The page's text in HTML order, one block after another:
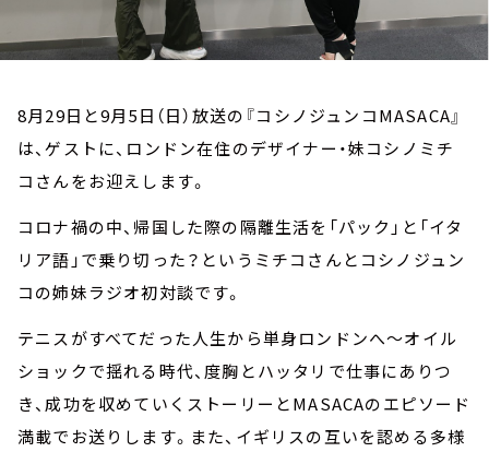
8月29日と9月5日（日）放送の『コシノジュンコMASACA』
は、ゲストに、ロンドン在住のデザイナー・妹コシノミチ
コさんをお迎えします。
コロナ禍の中、帰国した際の隔離生活を「パック」と「イタ
リア語」で乗り切った？というミチコさんとコシノジュン
コの姉妹ラジオ初対談です。
テニスがすべてだった人生から単身ロンドンへ～オイル
ショックで揺れる時代、度胸とハッタリで仕事にありつ
き、成功を収めていくストーリーとMASACAのエピソード
満載でお送りします。また、イギリスの互いを認める多様